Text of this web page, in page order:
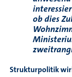
ob dies
Strukturpolitik